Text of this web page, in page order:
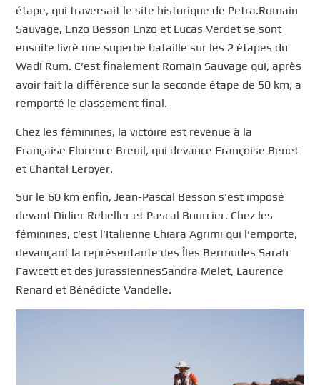
étape, qui traversait le site historique de Petra.Romain
Sauvage, Enzo Besson Enzo et Lucas Verdet se sont
ensuite livré une superbe bataille sur les 2 étapes du
Wadi Rum. C’est finalement Romain Sauvage qui, après
avoir fait la différence sur la seconde étape de 50 km, a
remporté le classement final.
Chez les féminines, la victoire est revenue à la
Française Florence Breuil, qui devance Françoise Benet
et Chantal Leroyer.
Sur le 60 km enfin, Jean-Pascal Besson s’est imposé
devant Didier Rebeller et Pascal Bourcier. Chez les
féminines, c’est l’Italienne Chiara Agrimi qui l’emporte,
devançant la représentante des Îles Bermudes Sarah
Fawcett et des jurassiennesSandra Melet, Laurence
Renard et Bénédicte Vandelle.